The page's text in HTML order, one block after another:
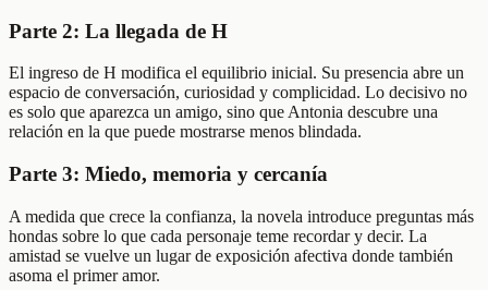
Parte 2: La llegada de H
El ingreso de H modifica el equilibrio inicial. Su presencia abre un
espacio de conversación, curiosidad y complicidad. Lo decisivo no
es solo que aparezca un amigo, sino que Antonia descubre una
relación en la que puede mostrarse menos blindada.
Parte 3: Miedo, memoria y cercanía
A medida que crece la confianza, la novela introduce preguntas más
hondas sobre lo que cada personaje teme recordar y decir. La
amistad se vuelve un lugar de exposición afectiva donde también
asoma el primer amor.